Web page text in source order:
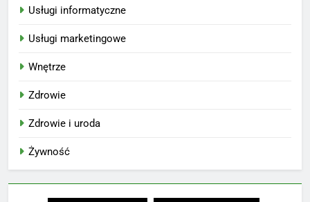
Usługi informatyczne
Usługi marketingowe
Wnętrze
Zdrowie
Zdrowie i uroda
Żywność